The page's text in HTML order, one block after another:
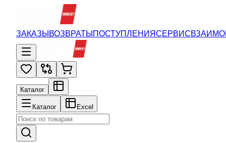
ЗАКАЗЫВОЗВРАТЫПОСТУПЛЕНИЯСЕРВИС
Каталог
Каталог Excel